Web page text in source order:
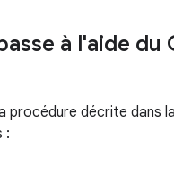
à l'aide du
procédure décrite dans
: